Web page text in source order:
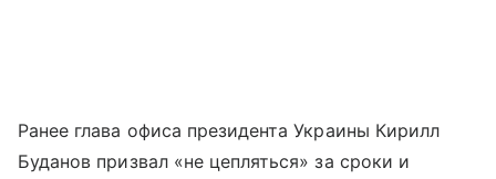
Ранее глава офиса президента Украины Кирилл
Буданов призвал «не цепляться» за сроки и